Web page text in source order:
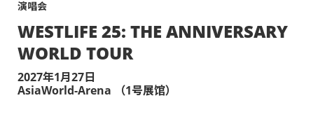
演唱会
WESTLIFE 25: THE ANNIVERSARY
WORLD TOUR
2027年1月27日
AsiaWorld-Arena （1号展馆）